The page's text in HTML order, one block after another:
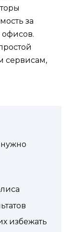
за
сервисам,
нужно
избежать